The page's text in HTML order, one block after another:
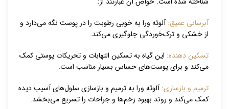
آبرسانی عمیق:آلوئه ورا به خوبی رطوبت را در پوست نگه می‌دارد و
از خشکی و ترک‌خوردگی جلوگیری می‌کند.
تسکین دهنده: این گیاه به تسکین التهابات و تحریکات پوستی کمک
می‌کند و برای پوست‌های حساس بسیار مناسب است.
ترمیم و بازسازی:آلوئه ورا به ترمیم و بازسازی سلول‌های آسیب دیده
کمک می‌کند و روند بهبود زخم‌ها و جراحات را تسریع می‌بخشد.